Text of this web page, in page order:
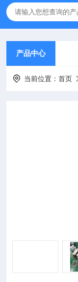
产品中心
当前位置：首页